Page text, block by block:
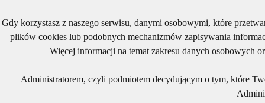
Gdy korzystasz z naszego serwisu, danymi osobowymi, które
plików cookies lub podobnych mechanizmów zapisywania
Więcej informacji na temat zakresu danych osobowych
Administratorem, czyli podmiotem decydującym o tym, które